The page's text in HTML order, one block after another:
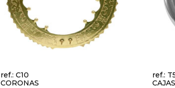
ref.: C10
CORONAS
ref.: